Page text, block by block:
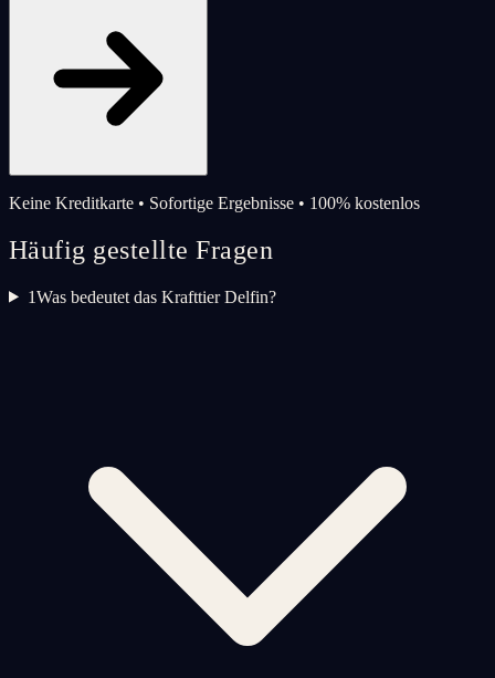
Keine Kreditkarte • Sofortige Ergebnisse • 100% kostenlos
Häufig gestellte Fragen
1Was bedeutet das Krafttier Delfin?